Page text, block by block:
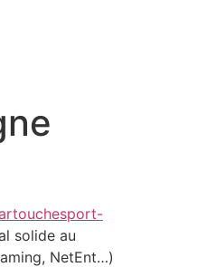
solide au
NetEnt…)